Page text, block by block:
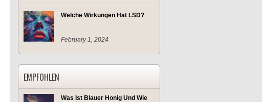
Welche Wirkungen Hat LSD?
February 1, 2024
EMPFOHLEN
Was Ist Blauer Honig Und Wie